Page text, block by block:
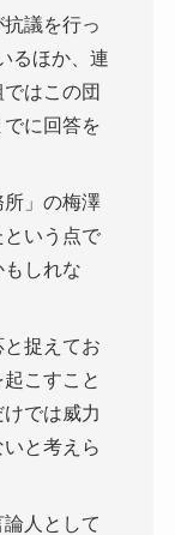
議を行っ
るほか、連
はこの団
に回答を
」の梅澤
という点で
しれな
捉えてお
こすこと
では威力
と考えら
人として